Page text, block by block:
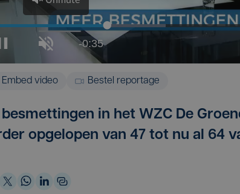
Embed video Bestel reportage
besmettingen in het WZC De
opgelopen van 47 tot nu al 64